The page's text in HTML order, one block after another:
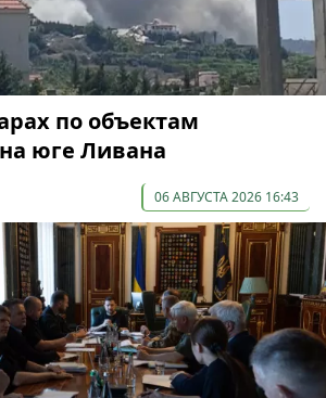
по объектам
юге Ливана
06 АВГУСТА 2026 16:43